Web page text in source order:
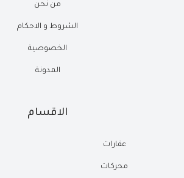
من نحن
الشروط و الاحكام
الخصوصية
المدونة
الاقسام
عقارات
محركات